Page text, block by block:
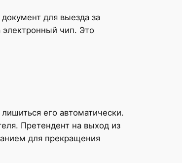
для выезда за
чип. Это
его автоматически.
Претендент на выход из
для прекращения